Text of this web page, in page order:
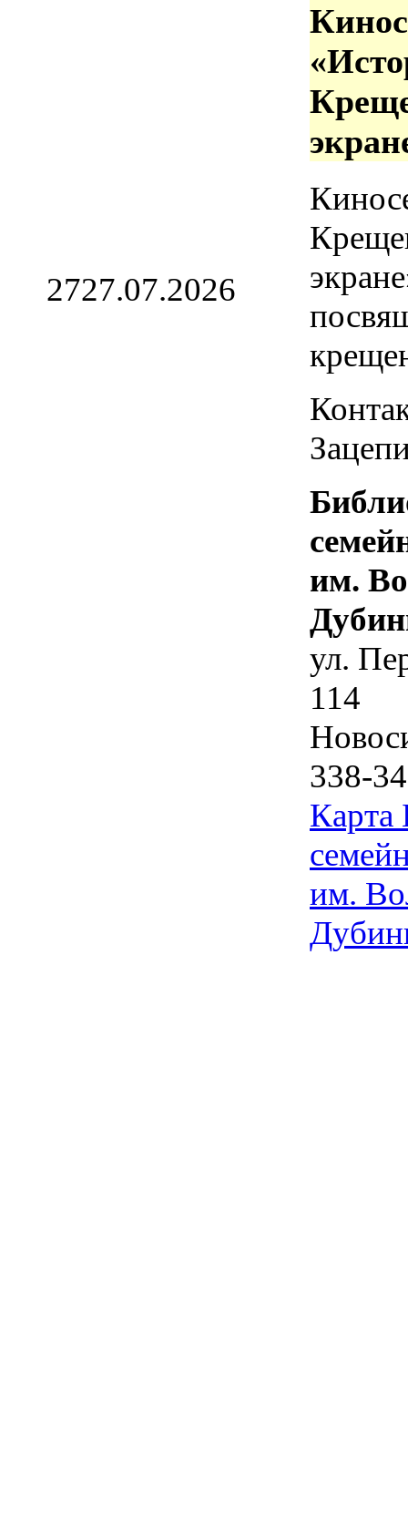
2727.07.2026
им.
ул.
114
338-
Карта
им.